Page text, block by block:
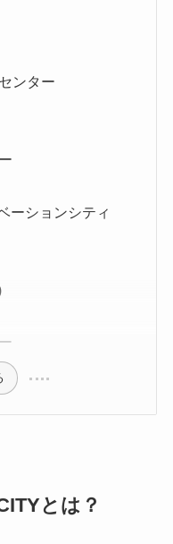
ンター
ーションシティ
とは？